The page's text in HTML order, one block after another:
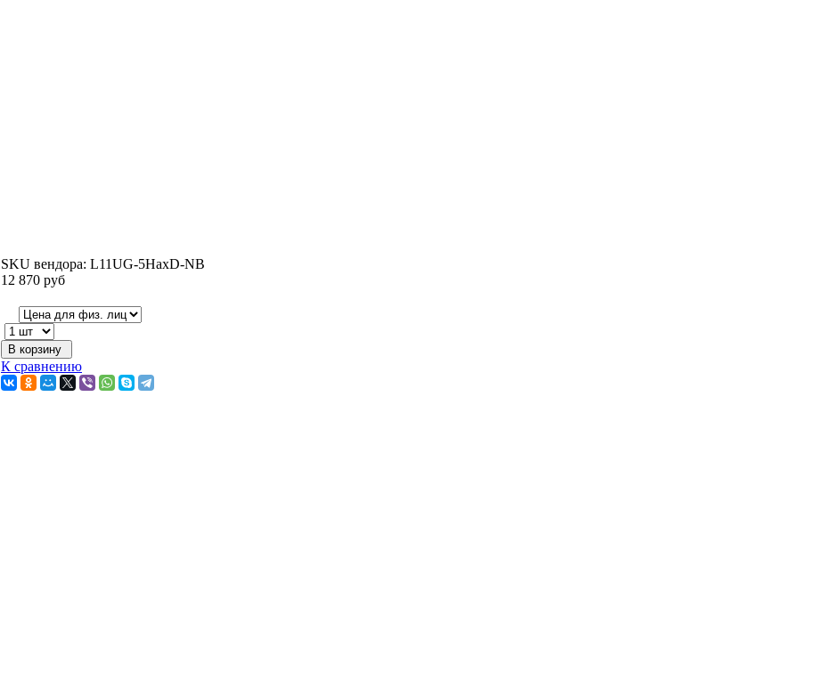
SKU вендора: L11UG-5HaxD-NB
12 870 руб
К сравнению